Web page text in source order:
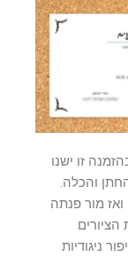
זו ישנו
והכלה.
מור פנתה
ניגודיות